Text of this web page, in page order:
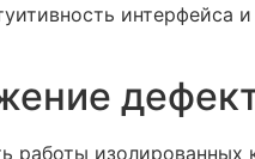
интерфейса
работы